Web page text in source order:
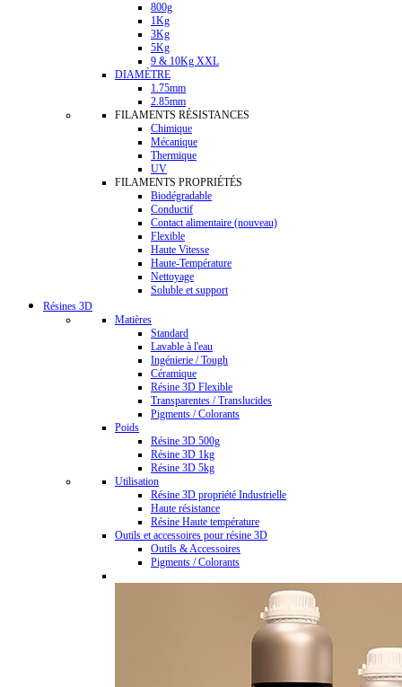
800g
1Kg
3Kg
5Kg
9 & 10Kg XXL
DIAMÈTRE
1.75mm
2.85mm
FILAMENTS RÉSISTANCES
Chimique
Mécanique
Thermique
UV
FILAMENTS PROPRIÉTÉS
Biodégradable
Conductif
Contact alimentaire (nouveau)
Flexible
Haute Vitesse
Haute-Température
Nettoyage
Soluble et support
Résines 3D
Matières
Standard
Lavable à l'eau
Ingénierie / Tough
Céramique
Résine 3D Flexible
Transparentes / Translucides
Pigments / Colorants
Poids
Résine 3D 500g
Résine 3D 1kg
Résine 3D 5kg
Utilisation
Résine 3D propriété Industrielle
Haute résistance
Résine Haute température
Outils et accessoires pour résine 3D
Outils & Accessoires
Pigments / Colorants